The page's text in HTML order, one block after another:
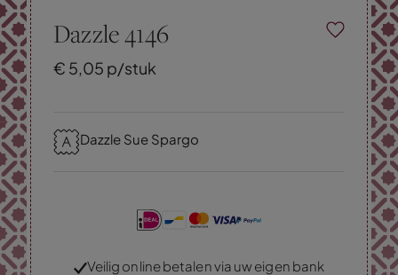
Dazzle 4146
€ 5,05 p/stuk
Dazzle Sue Spargo
Veilig online betalen via uw eigen bank